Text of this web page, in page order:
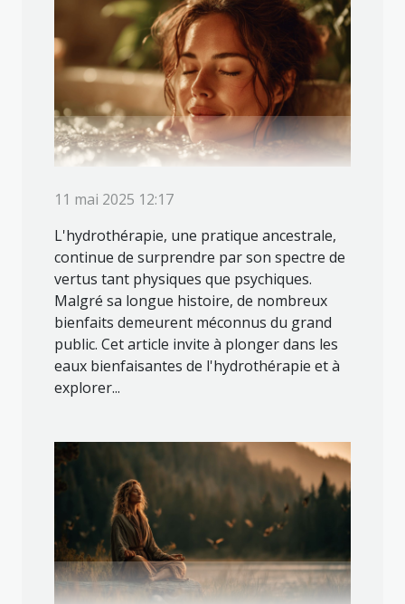
11 mai 2025 12:17
L'hydrothérapie, une pratique ancestrale,
continue de surprendre par son spectre de
vertus tant physiques que psychiques.
Malgré sa longue histoire, de nombreux
bienfaits demeurent méconnus du grand
public. Cet article invite à plonger dans les
eaux bienfaisantes de l'hydrothérapie et à
explorer...